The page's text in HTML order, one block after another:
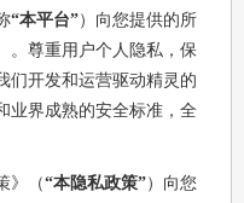
“本平台”）向您提供的所
。尊重用户个人隐私，保
们开发和运营驱动精灵的
业界成熟的安全标准，全
》（“本隐私政策”）向您